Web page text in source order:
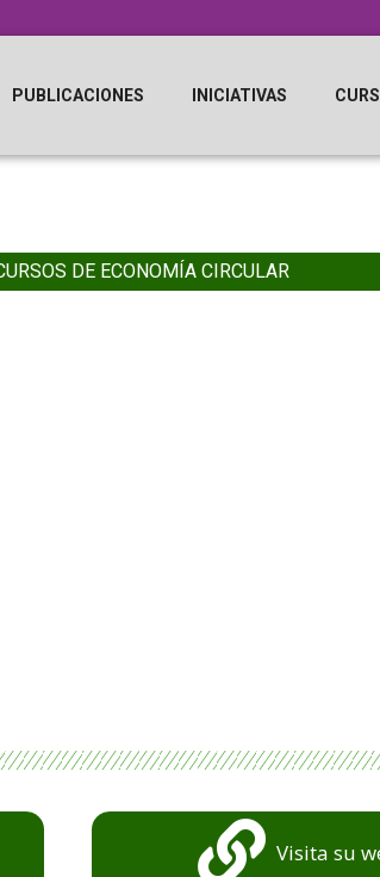
PUBLICACIONES INICIATIVAS
DE ECONOMÍA CIRCULAR
Visita su